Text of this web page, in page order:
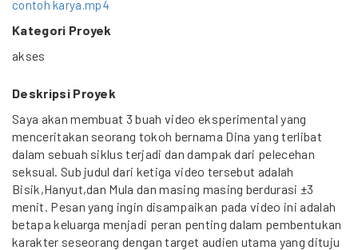
contoh karya.mp4
Kategori Proyek
akses
Deskripsi Proyek
Saya akan membuat 3 buah video eksperimental yang
menceritakan seorang tokoh bernama Dina yang terlibat
dalam sebuah siklus terjadi dan dampak dari pelecehan
seksual. Sub judul dari ketiga video tersebut adalah
Bisik,Hanyut,dan Mula dan masing masing berdurasi ±3
menit. Pesan yang ingin disampaikan pada video ini adalah
betapa keluarga menjadi peran penting dalam pembentukan
karakter seseorang dengan target audien utama yang dituju